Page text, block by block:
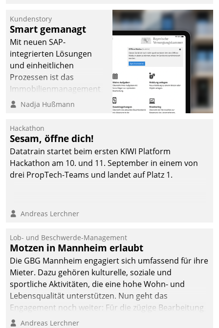
Kundenstory
Smart gemanagt
Mit neuen SAP-
integrierten Lösungen
und einheitlichen
Prozessen ist das
Immobilienmanagement
der Bayerischen
Ressort Kapitalanlage für
künftige Aufgaben und
Herausforderungen
gerüstet.
Nadja Hußmann
Hackathon
Sesam, öffne dich!
Datatrain startet beim ersten KIWI Platform
Hackathon am 10. und 11. September in einem von
drei PropTech-Teams und landet auf Platz 1.
Andreas Lerchner
Lob- und Beschwerde-Management
Motzen in Mannheim erlaubt
Die GBG Mannheim engagiert sich umfassend für ihre
Mieter. Dazu gehören kulturelle, soziale und
sportliche Aktivitäten, die eine hohe Wohn- und
Lebensqualität unterstützen. Nun geht das
Engagement noch weiter: Für die zügige Bearbeitung
von Beschwerden – oder Lob – richtet das
Andreas Lerchner